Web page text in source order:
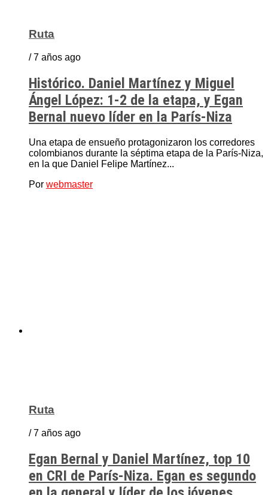
Ruta
/ 7 años ago
Histórico. Daniel Martínez y Miguel
Ángel López: 1-2 de la etapa, y Egan
Bernal nuevo líder en la París-Niza
Una etapa de ensueño protagonizaron los corredores
colombianos durante la séptima etapa de la París-Niza,
en la que Daniel Felipe Martínez...
Por webmaster
Ruta
/ 7 años ago
Egan Bernal y Daniel Martínez, top 10
en CRI de París-Niza. Egan es segundo